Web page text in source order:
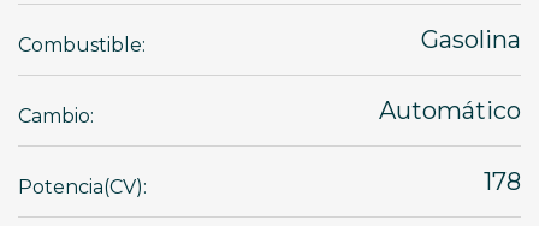
Combustible: Gasolina
Cambio: Automático
Potencia(CV): 178